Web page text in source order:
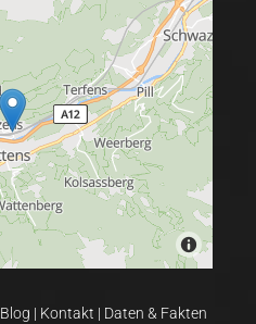
Blog | Kontakt | Daten & Fakten